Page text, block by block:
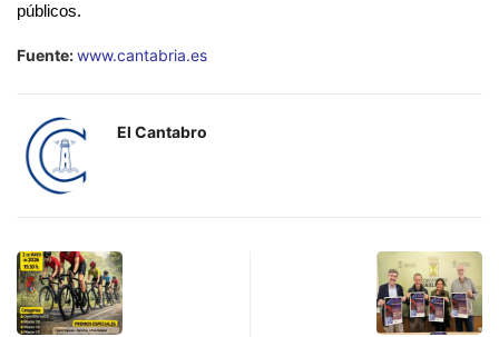
públicos.
Fuente:www.cantabria.es
El Cantabro